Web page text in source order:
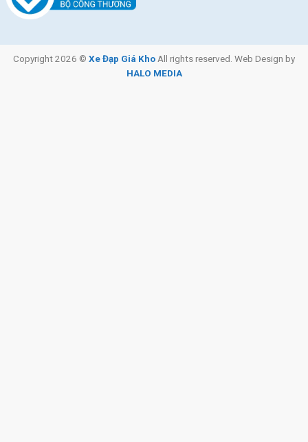
Copyright 2026 © Xe Đạp Giá KhoAll rights reserved. Web Design by
HALO MEDIA